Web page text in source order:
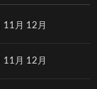
11月 12月
11月 12月